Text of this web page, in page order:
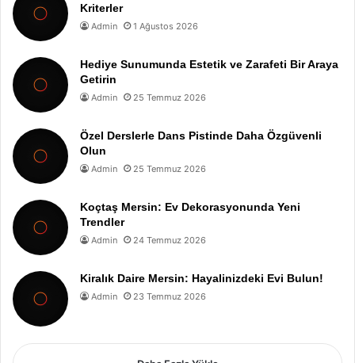
Kriterler
Admin 1 Ağustos 2026
Hediye Sunumunda Estetik ve Zarafeti Bir Araya
Getirin
Admin 25 Temmuz 2026
Özel Derslerle Dans Pistinde Daha Özgüvenli
Olun
Admin 25 Temmuz 2026
Koçtaş Mersin: Ev Dekorasyonunda Yeni
Trendler
Admin 24 Temmuz 2026
Kiralık Daire Mersin: Hayalinizdeki Evi Bulun!
Admin 23 Temmuz 2026